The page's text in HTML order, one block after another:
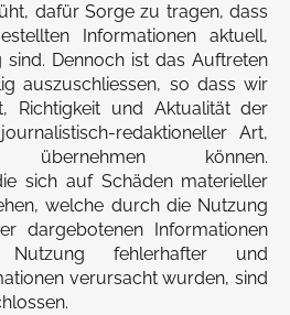
dafür Sorge zu tragen, dass
Informationen aktuell,
Dennoch ist das Auftreten
auszuschliessen, so dass wir
Richtigkeit und Aktualität der
redaktioneller Art,
können.
sich auf Schäden materieller
welche durch die Nutzung
dargebotenen Informationen
fehlerhafter und
verursacht wurden, sind